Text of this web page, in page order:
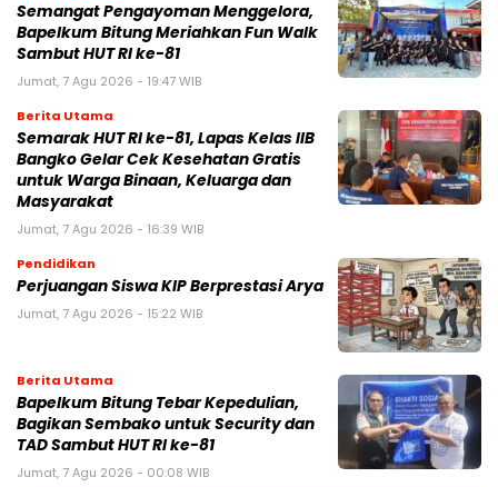
Semangat Pengayoman Menggelora,
Bapelkum Bitung Meriahkan Fun Walk
Sambut HUT RI ke-81
Jumat, 7 Agu 2026 - 19:47 WIB
Berita Utama
Semarak HUT RI ke-81, Lapas Kelas IIB
Bangko Gelar Cek Kesehatan Gratis
untuk Warga Binaan, Keluarga dan
Masyarakat
Jumat, 7 Agu 2026 - 16:39 WIB
Pendidikan
Perjuangan Siswa KIP Berprestasi Arya
Jumat, 7 Agu 2026 - 15:22 WIB
Berita Utama
Bapelkum Bitung Tebar Kepedulian,
Bagikan Sembako untuk Security dan
TAD Sambut HUT RI ke-81
Jumat, 7 Agu 2026 - 00:08 WIB